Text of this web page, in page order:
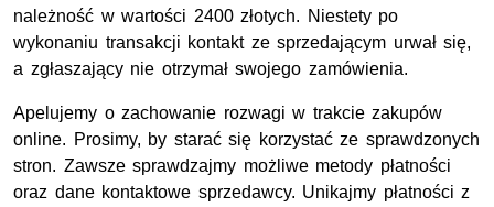
należność w wartości 2400 złotych. Niestety po
wykonaniu transakcji kontakt ze sprzedającym urwał się,
a zgłaszający nie otrzymał swojego zamówienia.
Apelujemy o zachowanie rozwagi w trakcie zakupów
online. Prosimy, by starać się korzystać ze sprawdzonych
stron. Zawsze sprawdzajmy możliwe metody płatności
oraz dane kontaktowe sprzedawcy. Unikajmy płatności z